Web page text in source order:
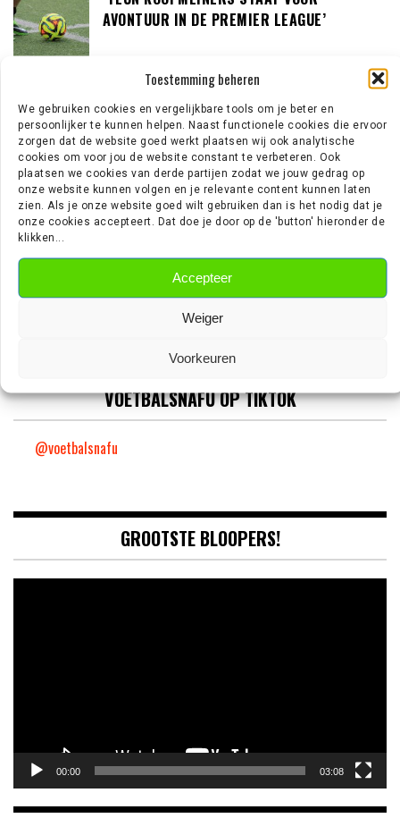
Toestemming beheren
We gebruiken cookies en vergelijkbare tools om je beter en
persoonlijker te kunnen helpen. Naast functionele cookies die ervoor
zorgen dat de website goed werkt plaatsen wij ook analytische
cookies om voor jou de website constant te verbeteren. Ook
plaatsen we cookies van derde partijen zodat we jouw gedrag op
onze website kunnen volgen en je relevante content kunnen laten
zien. Als je onze website goed wilt gebruiken dan is het nodig dat je
onze cookies accepteert. Dat doe je door op de 'button' hieronder de
klikken...
Accepteer
Weiger
Voorkeuren
AVONTUUR IN DE PREMIER LEAGUE’
GROOTMACHT PARIS SAINT-GERMAIN’
EREDIVISIE NIEUWS
Wouter Goes zet krabbel onder nieuw contract bij AZ
Wie is Jan Virgili? De aanvaller die bij Ajax op de radar staat
‘Sunderland aast op de handtekening van Ernst Poku’
‘Ajax wil nog vijf nieuwe spelers halen’
VOETBALSNAFU OP TIKTOK
@voetbalsnafu
GROOTSTE BLOOPERS!
00:00 03:08